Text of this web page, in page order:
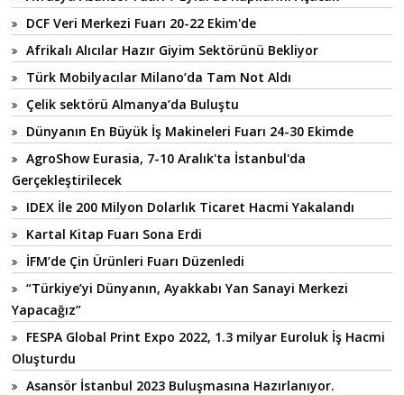
DCF Veri Merkezi Fuarı 20-22 Ekim'de
Afrikalı Alıcılar Hazır Giyim Sektörünü Bekliyor
Türk Mobilyacılar Milano’da Tam Not Aldı
Çelik sektörü Almanya’da Buluştu
Dünyanın En Büyük İş Makineleri Fuarı 24-30 Ekimde
AgroShow Eurasia, 7-10 Aralık'ta İstanbul'da
Gerçekleştirilecek
IDEX İle 200 Milyon Dolarlık Ticaret Hacmi Yakalandı
Kartal Kitap Fuarı Sona Erdi
İFM’de Çin Ürünleri Fuarı Düzenledi
“Türkiye’yi Dünyanın, Ayakkabı Yan Sanayi Merkezi
Yapacağız”
FESPA Global Print Expo 2022, 1.3 milyar Euroluk İş Hacmi
Oluşturdu
Asansör İstanbul 2023 Buluşmasına Hazırlanıyor.